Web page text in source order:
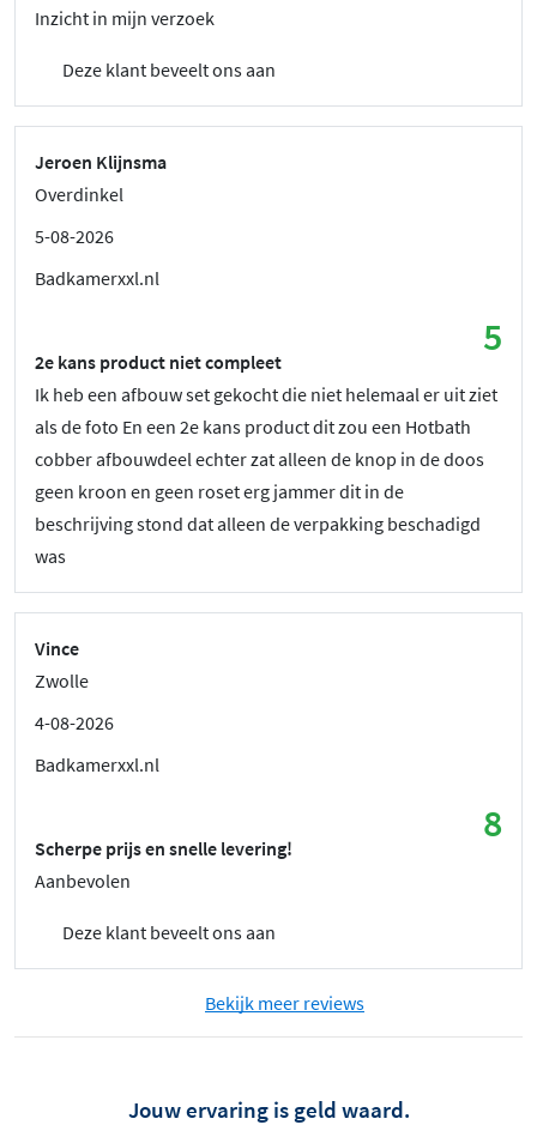
Inzicht in mijn verzoek
Deze klant beveelt ons aan
Jeroen Klijnsma
Overdinkel
5-08-2026
Badkamerxxl.nl
5
2e kans product niet compleet
Ik heb een afbouw set gekocht die niet helemaal er uit ziet
als de foto En een 2e kans product dit zou een Hotbath
cobber afbouwdeel echter zat alleen de knop in de doos
geen kroon en geen roset erg jammer dit in de
beschrijving stond dat alleen de verpakking beschadigd
was
Vince
Zwolle
4-08-2026
Badkamerxxl.nl
8
Scherpe prijs en snelle levering!
Aanbevolen
Deze klant beveelt ons aan
Bekijk meer reviews
Jouw ervaring is geld waard.